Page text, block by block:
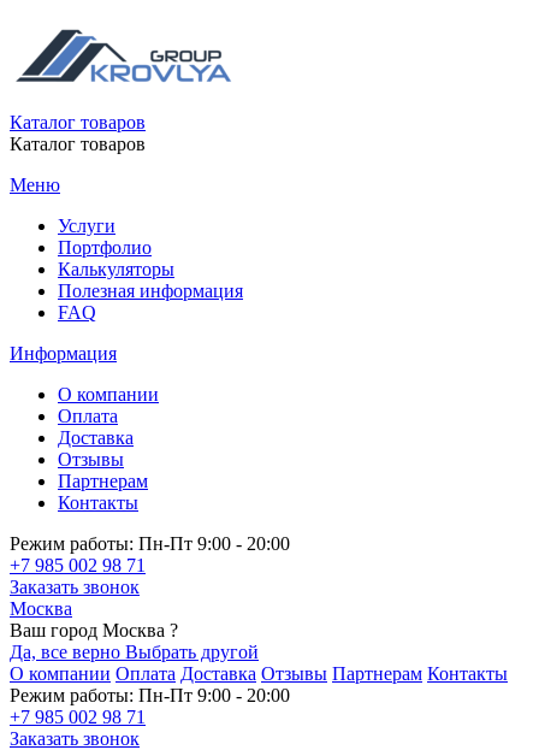
Каталог товаров
Каталог товаров
Меню
Услуги
Портфолио
Калькуляторы
Полезная информация
FAQ
Информация
О компании
Оплата
Доставка
Отзывы
Партнерам
Контакты
Режим работы: Пн-Пт 9:00 - 20:00
+7 985 002 98 71
Заказать звонок
Москва
Ваш город Москва ?
Да, все верно Выбрать другой
О компании Оплата Доставка Отзывы Партнерам Контакты
Режим работы: Пн-Пт 9:00 - 20:00
+7 985 002 98 71
Заказать звонок